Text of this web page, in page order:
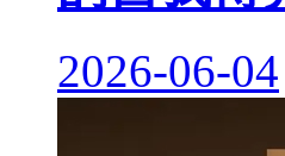
2026-06-04